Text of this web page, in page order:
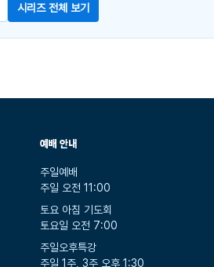
시리즈 전체 보기
예배 안내
주일예배
주일 오전 11:00
토요 아침 기도회
토요일 오전 7:00
주일오후특강
주일 1주, 3주 오후 1:30